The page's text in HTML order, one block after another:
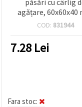
păsări cu cârlig
agățare, 60x60x40
COD: 831944
7.28 Lei
Fara stoc: